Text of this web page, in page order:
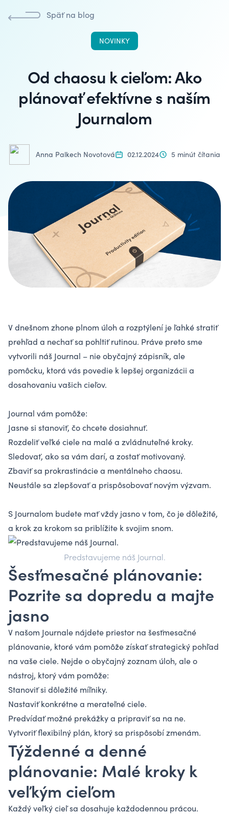
Späť na blog
NOVINKY
Od chaosu k cieľom: Ako
plánovať efektívne s naším
Journalom
Anna Palkech Novotová 02.12.2024 5 minút čítania
V dnešnom zhone plnom úloh a rozptýlení je ľahké stratiť
prehľad a nechať sa pohltiť rutinou. Práve preto sme
vytvorili náš Journal – nie obyčajný zápisník, ale
pomôcku, ktorá vás povedie k lepšej organizácii a
dosahovaniu vašich cieľov.
Journal vám pomôže:
Jasne si stanoviť, čo chcete dosiahnuť.
Rozdeliť veľké ciele na malé a zvládnuteľné kroky.
Sledovať, ako sa vám darí, a zostať motivovaný.
Zbaviť sa prokrastinácie a mentálneho chaosu.
Neustále sa zlepšovať a prispôsobovať novým výzvam.
S Journalom budete mať vždy jasno v tom, čo je dôležité,
a krok za krokom sa priblížite k svojim snom.
Predstavujeme náš Journal.
Šesťmesačné plánovanie:
Pozrite sa dopredu a majte
jasno
V našom Journale nájdete priestor na šesťmesačné
plánovanie, ktoré vám pomôže získať strategický pohľad
na vaše ciele. Nejde o obyčajný zoznam úloh, ale o
nástroj, ktorý vám pomôže:
Stanoviť si dôležité míľniky.
Nastaviť konkrétne a merateľné ciele.
Predvídať možné prekážky a pripraviť sa na ne.
Vytvoriť flexibilný plán, ktorý sa prispôsobí zmenám.
Týždenné a denné
plánovanie: Malé kroky k
veľkým cieľom
Každý veľký cieľ sa dosahuje každodennou prácou.